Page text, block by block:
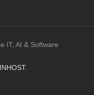
IT, AI & Software
INHOST.